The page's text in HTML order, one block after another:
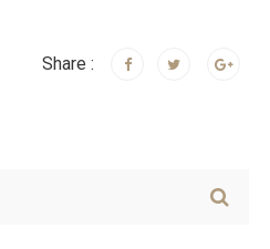
Share :